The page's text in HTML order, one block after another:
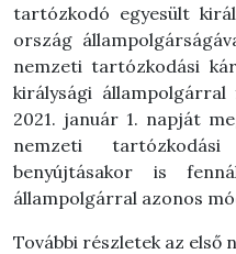
tartózkodó egyesült
ország
nemzeti tartózkodási
királysági
2021. január 1. napját
nemzeti
benyújtásakor is
állampolgárral azonos
További részletek az